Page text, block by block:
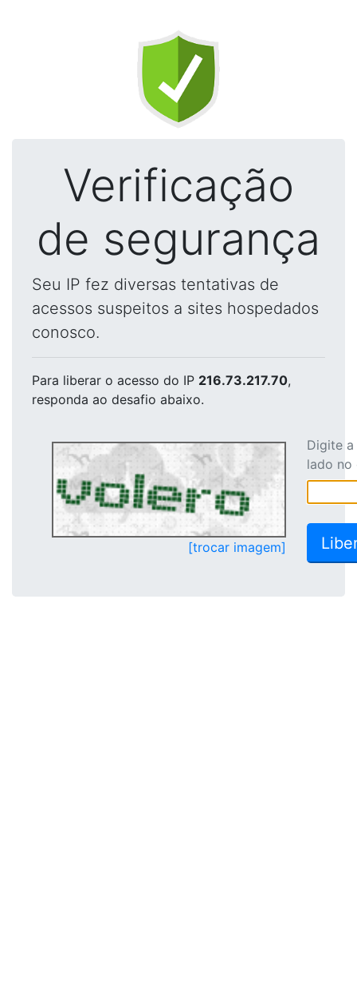
Verificação
de segurança
Seu IP fez diversas tentativas de
acessos suspeitos a sites hospedados
conosco.
Para liberar o acesso do IP 216.73.217.70,
responda ao desafio abaixo.
[trocar imagem]
Digite
lado no